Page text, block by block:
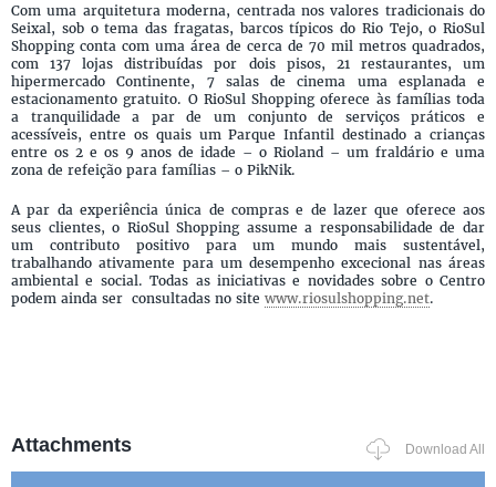
Com uma arquitetura moderna, centrada nos valores tradicionais do
Seixal, sob o tema das fragatas, barcos típicos do Rio Tejo, o RioSul
Shopping conta com uma área de cerca de 70 mil metros quadrados,
com 137 lojas distribuídas por dois pisos, 21 restaurantes, um
hipermercado Continente, 7 salas de cinema uma esplanada e
estacionamento gratuito. O RioSul Shopping oferece às famílias toda
a tranquilidade a par de um conjunto de serviços práticos e
acessíveis, entre os quais um Parque Infantil destinado a crianças
entre os 2 e os 9 anos de idade – o Rioland – um fraldário e uma
zona de refeição para famílias – o PikNik.
A par da experiência única de compras e de lazer que oferece aos
seus clientes, o RioSul Shopping assume a responsabilidade de dar
um contributo positivo para um mundo mais sustentável,
trabalhando ativamente para um desempenho excecional nas áreas
ambiental e social. Todas as iniciativas e novidades sobre o Centro
podem ainda ser consultadas no site www.riosulshopping.net.
Attachments Download All